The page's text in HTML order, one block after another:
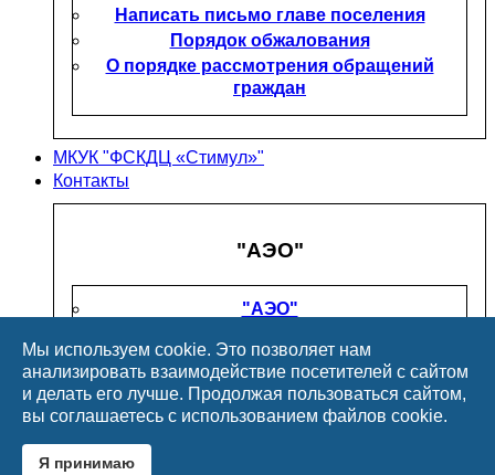
Написать письмо главе поселения
Порядок обжалования
О порядке рассмотрения обращений
граждан
МКУК "ФСКДЦ «Стимул»"
Контакты
"АЭО"
"АЭО"
Учредительные документы
Информация о бюджетной смете
О среднемесячной заработной плате
Мы используем cookie. Это позволяет нам
анализировать взаимодействие посетителей с сайтом
и делать его лучше. Продолжая пользоваться сайтом,
вы соглашаетесь с использованием файлов cookie.
Я принимаю